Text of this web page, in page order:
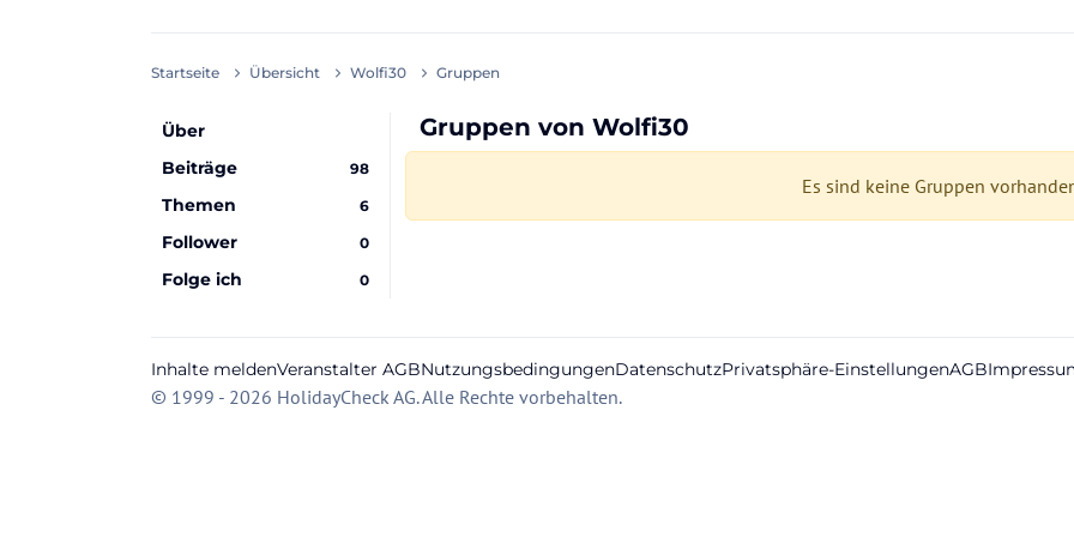
Startseite Übersicht Wolfi30 Gruppen
Über
Beiträge
98
Themen 6
Follower 0
Folge ich 0
Gruppen von Wolfi30
Es sind keine Gruppen
Inhalte meldenVeranstalter AGBNutzungsbedingungenDatenschutzPrivatsphäre-EinstellungenAGB
© 1999 - 2026 HolidayCheck AG. Alle Rechte vorbehalten.